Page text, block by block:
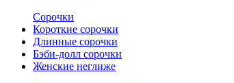
Сорочки
Короткие сорочки
Длинные сорочки
Бэби-долл сорочки
Женские неглиже